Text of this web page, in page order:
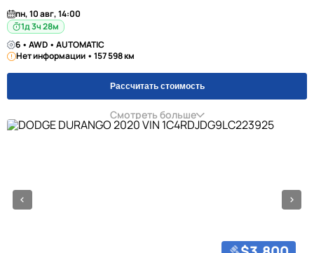
пн, 10 авг, 14:00
1д 3ч 28м
6 • AWD • AUTOMATIC
Нет информации • 157 598 км
Рассчитать стоимость
Смотреть больше